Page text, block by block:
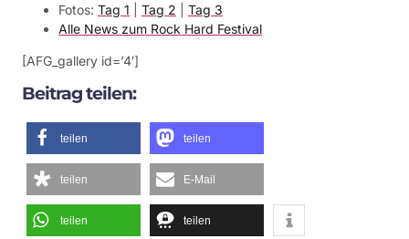
Fotos: Tag 1 Tag 2
Tag 3
Alle News zum Rock Hard Festival
[AFG_gallery id=’4′]
Beitrag teilen:
teilen teilen
teilen E-Mail
teilen teilen